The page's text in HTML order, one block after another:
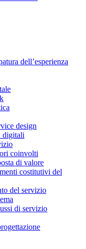
dell’esperienza
design
digitali
coinvolti
di valore
costitutivi del
del servizio
di servizio